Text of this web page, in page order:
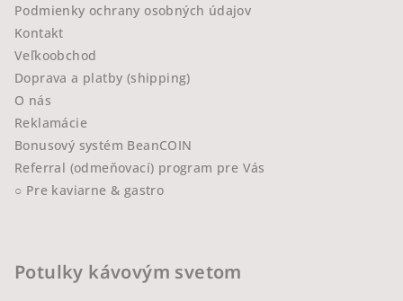
Podmienky ochrany osobných údajov
Kontakt
Veľkoobchod
Doprava a platby (shipping)
O nás
Reklamácie
Bonusový systém BeanCOIN
Referral (odmeňovací) program pre Vás
○ Pre kaviarne & gastro
Potulky kávovým svetom